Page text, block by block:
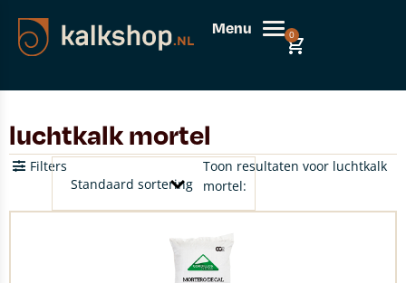
Menu 0
luchtkalk mortel
Toon resultaten voor luchtkalk
mortel:
Filters